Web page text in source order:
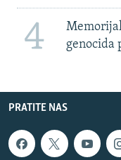
4
genocida
PRATITE NAS